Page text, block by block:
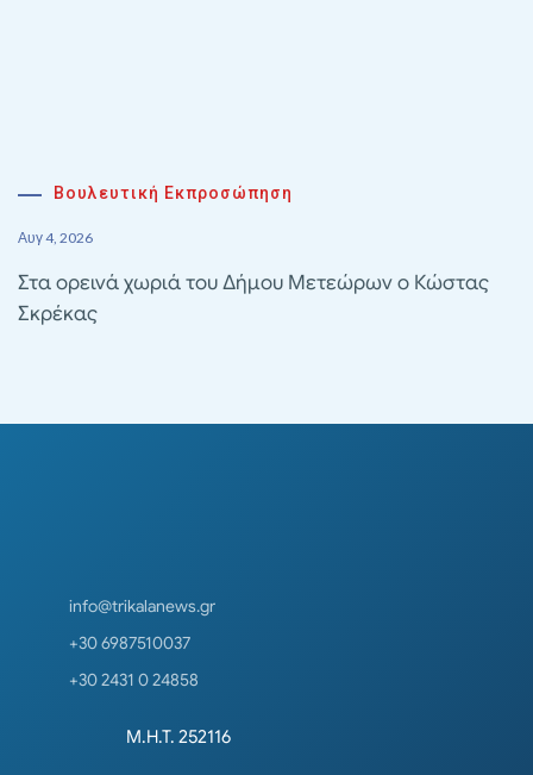
Βουλευτική Εκπροσώπηση
Αυγ 4, 2026
Στα ορεινά χωριά του Δήμου Μετεώρων ο Κώστας
Σκρέκας
info@trikalanews.gr
+30 6987510037
+30 2431 0 24858
Μ.Η.Τ. 252116